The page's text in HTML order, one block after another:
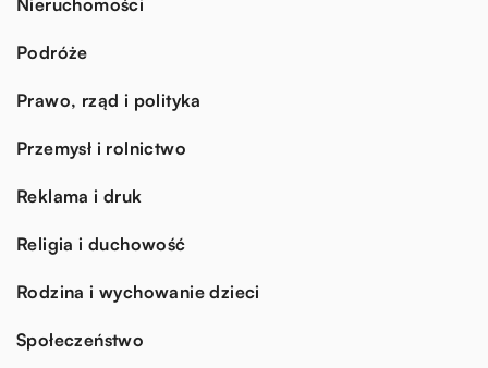
Podróże
Prawo, rząd i polityka
Przemysł i rolnictwo
Reklama i druk
Religia i duchowość
Rodzina i wychowanie dzieci
Społeczeństwo